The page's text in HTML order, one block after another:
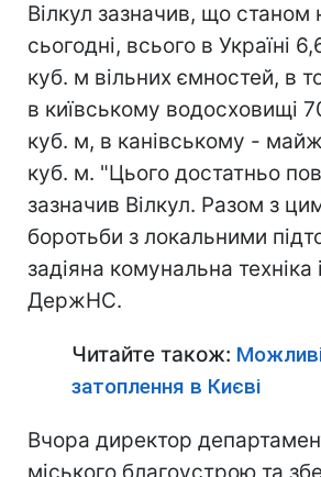
Вілкул зазначив, що станом
сьогодні, всього в Україні
куб. м вільних ємностей, в
в київському водосховищі
куб. м, в канівському -
куб. м. "Цього достатньо
зазначив Вілкул. Разом з
боротьби з локальними
задіяна комунальна техніка
ДержНС.
Читайте також:
затоплення в Києві
Вчора директор